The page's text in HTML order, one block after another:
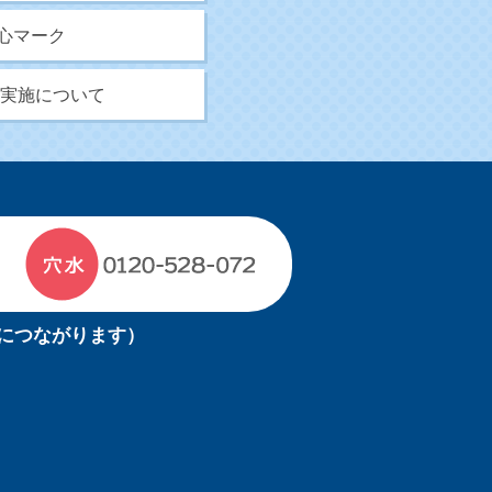
マーク
施について
ながります）